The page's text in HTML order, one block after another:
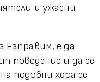
и ужасни
направим, е да
поведение и да се
подобни хора се